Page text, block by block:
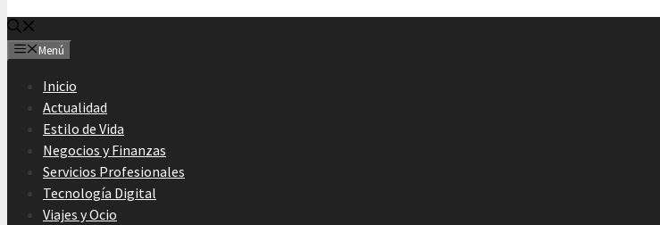
Menú
Inicio
Actualidad
Estilo de Vida
Negocios y Finanzas
Servicios Profesionales
Tecnología Digital
Viajes y Ocio